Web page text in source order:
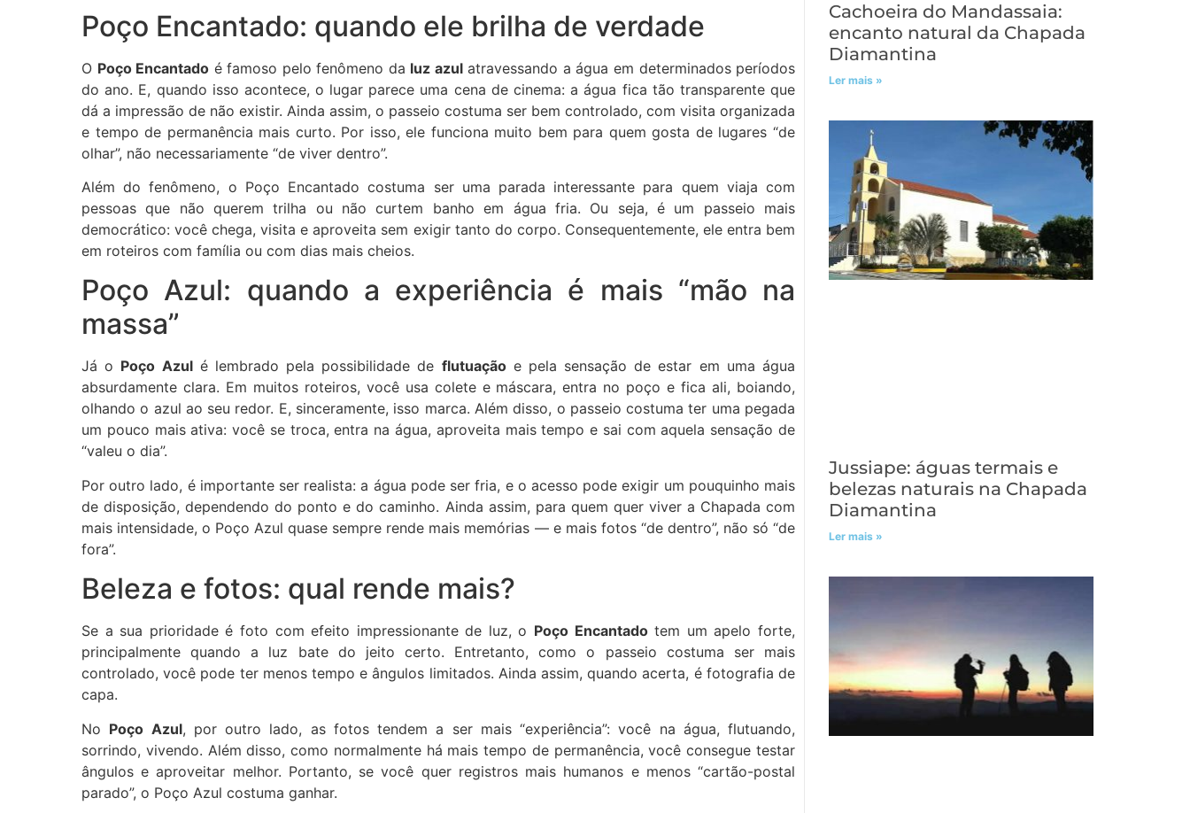
Poço Encantado: quando ele brilha de verdade
O Poço Encantado é famoso pelo fenômeno da luz azulatravessando a água em determinados períodos
do ano. E, quando isso acontece, o lugar parece uma cena de cinema: a água fica tão transparente que
dá a impressão de não existir. Ainda assim, o passeio costuma ser bem controlado, com visita organizada
e tempo de permanência mais curto. Por isso, ele funciona muito bem para quem gosta de lugares “de
olhar”, não necessariamente “de viver dentro”.
Além do fenômeno, o Poço Encantado costuma ser uma parada interessante para quem viaja com
pessoas que não querem trilha ou não curtem banho em água fria. Ou seja, é um passeio mais
democrático: você chega, visita e aproveita sem exigir tanto do corpo. Consequentemente, ele entra bem
em roteiros com família ou com dias mais cheios.
Poço Azul: quando a experiência é mais “mão na
massa”
Já o Poço Azulé lembrado pela possibilidade de flutuaçãoe pela sensação de estar em uma água
absurdamente clara. Em muitos roteiros, você usa colete e máscara, entra no poço e fica ali, boiando,
olhando o azul ao seu redor. E, sinceramente, isso marca. Além disso, o passeio costuma ter uma pegada
um pouco mais ativa: você se troca, entra na água, aproveita mais tempo e sai com aquela sensação de
“valeu o dia”.
Por outro lado, é importante ser realista: a água pode ser fria, e o acesso pode exigir um pouquinho mais
de disposição, dependendo do ponto e do caminho. Ainda assim, para quem quer viver a Chapada com
mais intensidade, o Poço Azul quase sempre rende mais memórias — e mais fotos “de dentro”, não só “de
fora”.
Beleza e fotos: qual rende mais?
Se a sua prioridade é foto com efeito impressionante de luz, o Poço Encantadotem um apelo forte,
principalmente quando a luz bate do jeito certo. Entretanto, como o passeio costuma ser mais
controlado, você pode ter menos tempo e ângulos limitados. Ainda assim, quando acerta, é fotografia de
capa.
No Poço Azul, por outro lado, as fotos tendem a ser mais “experiência”: você na água, flutuando,
sorrindo, vivendo. Além disso, como normalmente há mais tempo de permanência, você consegue testar
ângulos e aproveitar melhor. Portanto, se você quer registros mais humanos e menos “cartão-postal
parado”, o Poço Azul costuma ganhar.
Cachoeira do Mandassaia:
encanto natural da Chapada
Diamantina
Ler mais »
Jussiape: águas termais e
belezas naturais na Chapada
Diamantina
Ler mais »